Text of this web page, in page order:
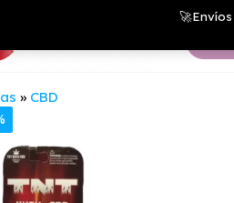
Growshop
& LED
» CBD